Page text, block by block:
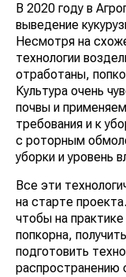
В 2020 году в
выведение
Несмотря на
технологии
отработаны,
Культура очень
почвы и
требования и к
с роторным
уборки и уровень
Все эти
на старте
чтобы на
попкорна,
подготовить
распространению